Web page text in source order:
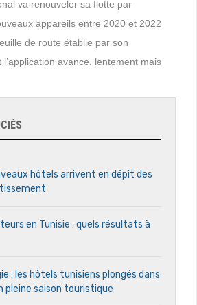
va renouveler sa flotte par
appareils entre 2020 et 2022
de route établie par son
avance, lentement mais
hôtels arrivent en dépit des
en Tunisie : quels résultats à
: les hôtels tunisiens plongés dans
pleine saison touristique